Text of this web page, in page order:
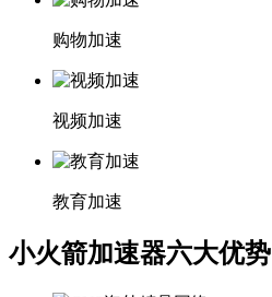
购物加速
视频加速
教育加速
小火箭加速器六大优势